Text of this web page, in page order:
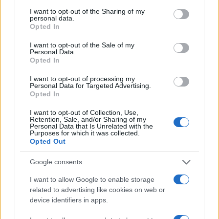
not limited to your visit or usage behaviour. You may click to
grant or deny consent to Google and its third-party tags to
use your data for below specified purposes in below Google
consent section.
I want to opt-out of the Sharing of my
personal data.
Opted In
I want to opt-out of the Sale of my
Personal Data.
Opted In
I want to opt-out of processing my
Personal Data for Targeted Advertising.
Opted In
I want to opt-out of Collection, Use,
Retention, Sale, and/or Sharing of my
Personal Data that Is Unrelated with the
Purposes for which it was collected.
Opted Out
Google consents
I want to allow Google to enable storage
related to advertising like cookies on web or
device identifiers in apps.
Aναστέλλονται τα τακτικά ραντεβού του
αγγειοχειρουργού του νοσοκομείου
Χανίων επειδή κλάπηκε το μηχανάκι του
Στα Χανιά για ολιγοήμερες διακοπές ο
Κυριάκος Μητσοτάκης με την σύζυγό του
Αθλητικά:
Περισσότερα άρθρα